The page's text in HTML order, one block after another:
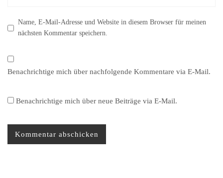
Name, E-Mail-Adresse und Website in diesem Browser für meinen
nächsten Kommentar speichern.
Benachrichtige mich über nachfolgende Kommentare via E-Mail.
Benachrichtige mich über neue Beiträge via E-Mail.